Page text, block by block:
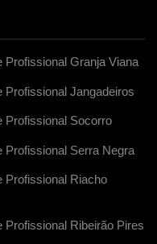
Profissional Granja Viana
Profissional Jangadeiros
Profissional Socorro
Profissional Serra Negra
Profissional Riacho
Profissional Ribeirão Pires